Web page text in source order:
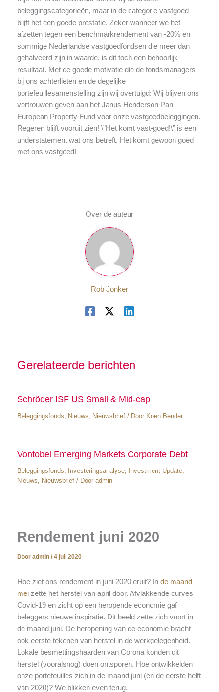
beleggingscategorieën, maar in de categorie vastgoed
blijft het een goede prestatie. Zeker wanneer we het
afzetten tegen een benchmarkrendement van -20% en
sommige Nederlandse vastgoedfondsen die meer dan
gehalveerd zijn in waarde, is dit toch een behoorlijk
resultaat. Met de goede motivatie die de fondsmanagers
bij ons achterlieten en de degelijke
portefeuillesamenstelling zijn wij overtuigd: Wij blijven ons
vertrouwen geven aan het Janus Henderson Pan
European Property Fund voor onze vastgoedbeleggingen.
Regeren blijft vooruit zien! \”Het komt vast-goed!\” is een
understatement wat ons betreft. Het komt gewoon goed
met ons vastgoed!
Over de auteur
Rob Jonker
Gerelateerde berichten
Schröder ISF US Small & Mid-cap
Beleggingsfonds Nieuws Nieuwsbrief/ Door Koen Bender
Vontobel Emerging Markets Corporate Debt
Beleggingsfonds Investeringsanalyse, Investment Update,
Nieuws
Nieuwsbrief/ Door admin
Rendement juni 2020
Door admin / 4 juli 2020
Hoe ziet ons rendement in juni 2020 eruit? In de maand
mei zette het herstel van april door. Afvlakkende curves
Covid-19 en zicht op een heropende economie gaf
beleggers nieuwe inspiratie. Dit beeld zette zich voort in
de maand juni. De heropening van de economie bracht
ook eerste tekenen van herstel in de werkgelegenheid.
Lokale besmettingshaarden van Corona konden dit
herstel (vooralsnog) doen ontsporen. Hoe ontwikkelden
onze portefeuilles zich in de maand juni (en de eerste helft
van 2020)? We blikken even terug.